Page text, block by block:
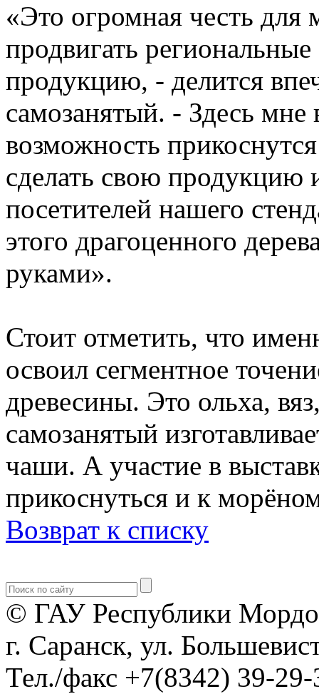
«Это огромная честь для
продвигать
продукцию, - делится
самозанятый. - Здесь мне
возможность
сделать свою продукцию
посетителей нашего
этого драгоценного
руками».
Стоит отметить, что
освоил сегментное
древесины. Это ольха,
самозанятый
чаши. А участие в
прикоснуться и к
Возврат к списку
© ГАУ Республики
г. Саранск, ул.
Тел./факс +7(8342) 39-29-